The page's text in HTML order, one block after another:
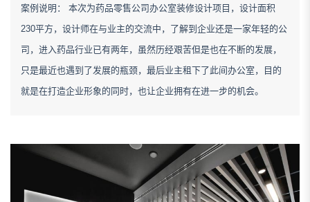
案例说明： 本次为药品零售公司办公室装修设计项目，设计面积
230平方，设计师在与业主的交流中，了解到企业还是一家年轻的公
司，进入药品行业已有两年，虽然历经艰苦但是也在不断的发展，
只是最近也遇到了发展的瓶颈，最后业主租下了此间办公室，目的
就是在打造企业形象的同时，也让企业拥有在进一步的机会。